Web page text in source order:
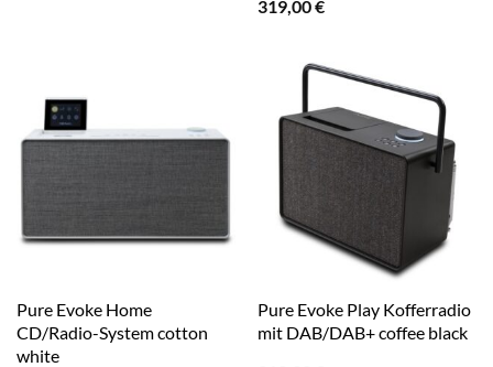
319,00€
Pure Evoke Home
CD/Radio-System cotton
white
Pure Evoke Play Kofferradio
mit DAB/DAB+ coffee black